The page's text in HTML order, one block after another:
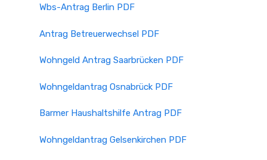
Wbs-Antrag Berlin PDF
Antrag Betreuerwechsel PDF
Wohngeld Antrag Saarbrücken PDF
Wohngeldantrag Osnabrück PDF
Barmer Haushaltshilfe Antrag PDF
Wohngeldantrag Gelsenkirchen PDF